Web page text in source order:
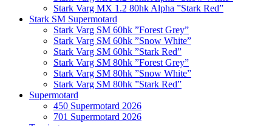
Stark Varg MX 1.2 80hk Alpha ”Stark Red”
Stark SM Supermotard
Stark Varg SM 60hk ”Forest Grey”
Stark Varg SM 60hk ”Snow White”
Stark Varg SM 60hk ”Stark Red”
Stark Varg SM 80hk ”Forest Grey”
Stark Varg SM 80hk ”Snow White”
Stark Varg SM 80hk ”Stark Red”
Supermotard
450 Supermotard 2026
701 Supermotard 2026